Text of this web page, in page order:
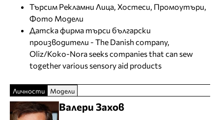
Търсим Рекламни Лица, Хостеси, Промоутъри,
Фото Модели
Датска фирма търси български
производители - The Danish company,
Oliz/Koko-Nora seeks companies that can sew
together various sensory aid products
Личности Модели
Валери Захов